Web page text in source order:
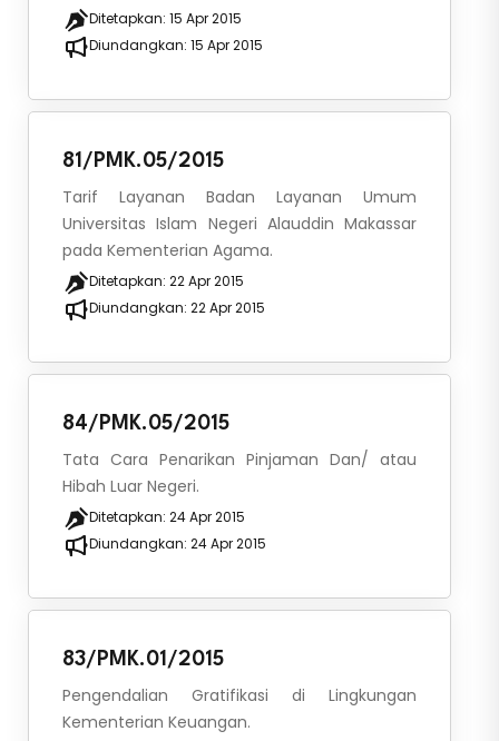
Ditetapkan: 15 Apr 2015
Diundangkan: 15 Apr 2015
81/PMK.05/2015
Tarif Layanan Badan Layanan Umum
Universitas Islam Negeri Alauddin Makassar
pada Kementerian Agama.
Ditetapkan: 22 Apr 2015
Diundangkan: 22 Apr 2015
84/PMK.05/2015
Tata Cara Penarikan Pinjaman Dan/ atau
Hibah Luar Negeri.
Ditetapkan: 24 Apr 2015
Diundangkan: 24 Apr 2015
83/PMK.01/2015
Pengendalian Gratifikasi di Lingkungan
Kementerian Keuangan.